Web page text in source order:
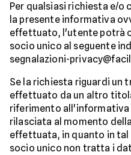
Per qualsiasi richiesta e/o
la presente informativa
effettuato, l'utente potrà
socio unico al seguente
segnalazioni-
Se la richiesta riguardi un
effettuato da un altro
riferimento
rilasciata al momento
effettuata, in quanto in tal
socio unico non tratta i